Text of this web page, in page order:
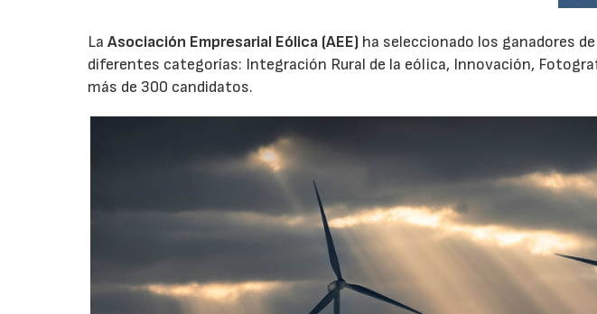
LaAsociación Empresarial Eólica (AEE) ha seleccionado los ganadores
diferentes categorías: Integración Rural de la eólica, Innovación,
más de 300 candidatos.